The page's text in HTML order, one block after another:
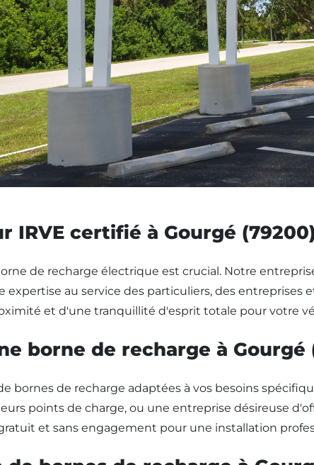
IRVE certifié à Gourgé (79200)
de recharge électrique est crucial. Notre
au service des particuliers, des entreprises
et d'une tranquillité d'esprit totale pour votre
borne de recharge à Gourgé
bornes de recharge adaptées à vos besoins
points de charge, ou une entreprise désireuse
et sans engagement pour une installation